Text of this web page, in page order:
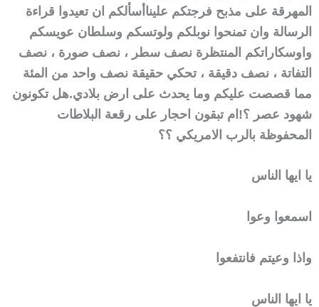
المهرقة على مذبح فرجتكم علينا أسألكم ان تعيدوا قراءة
الرسالة وان تمنحوا نوبلكم ولوتسكم وسلطان عويسكم
واوسكاراتكم المنتظرة نصف سطر ، نصف صورة ، نصف
التفاتة ، نصف دقيقة ، تحكي حقيقة نصف واحد من المئة
مما قصصت عليكم وما يحدث على ارض بلادي.هل تكونون
شهود عصر ؟! ام تبقون احجار على رقعة البلاطات
المحفوظة بالرب الامريكي ؟؟
يا ايها الناس
اسمعوا وعوا
واذا وعيتم فانتفعوا
يا ايها الناس